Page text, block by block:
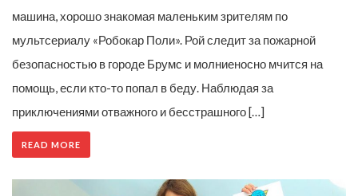
машина, хорошо знакомая маленьким зрителям по
мультсериалу «Робокар Поли». Рой следит за пожарной
безопасностью в городе Брумс и молниеносно мчится на
помощь, если кто-то попал в беду. Наблюдая за
приключениями отважного и бесстрашного […]
READ MORE